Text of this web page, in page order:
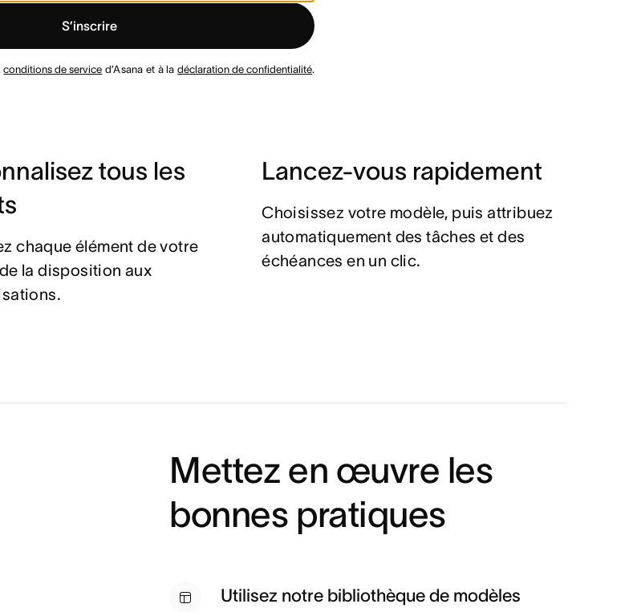
S’inscrire
conditions de service d’Asana et à la déclaration de confidentialité.
tous les
chaque élément de votre
la disposition aux
Lancez-vous rapidement
Choisissez votre modèle, puis attribuez
automatiquement des tâches et des
échéances en un clic.
Mettez en œuvre les
bonnes pratiques
Utilisez notre bibliothèque de modèles